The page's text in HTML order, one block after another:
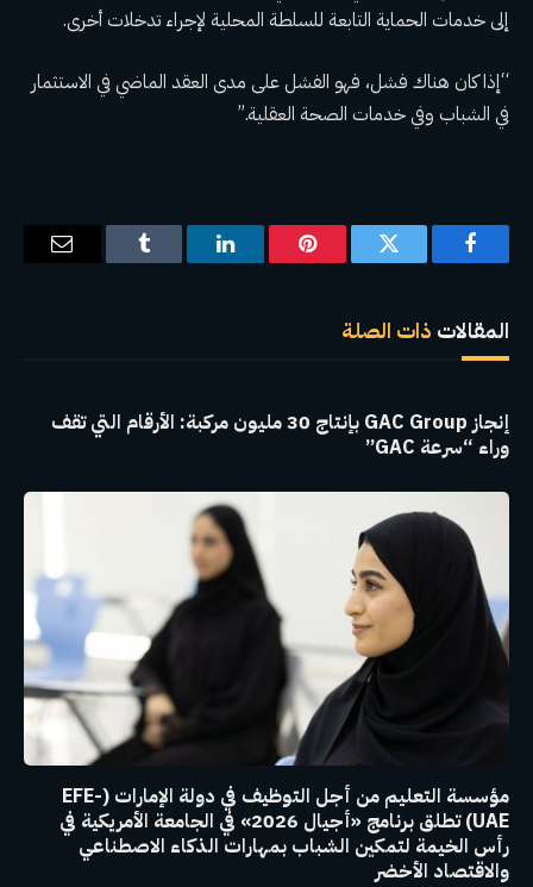
إلى خدمات الحماية التابعة للسلطة المحلية لإجراء تدخلات أخرى.
“إذا كان هناك فشل، فهو الفشل على مدى العقد الماضي في الاستثمار
في الشباب وفي خدمات الصحة العقلية.”
فيسبوك تويتر بينتيريستلينكدإن Tumblr
البريد
المقالات ذات الصلة
إنجاز GAC Group بإنتاج 30 مليون مركبة: الأرقام التي تقف
وراء “سرعة GAC”
مؤسسة التعليم من أجل التوظيف في دولة الإمارات (EFE-
UAE) تطلق برنامج «أجيال 2026» في الجامعة الأمريكية في
رأس الخيمة لتمكين الشباب بمهارات الذكاء الاصطناعي
والاقتصاد الأخضر